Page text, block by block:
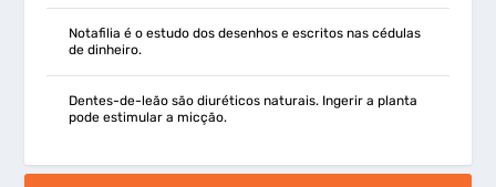
Notafilia é o estudo dos desenhos e escritos nas cédulas
de dinheiro.
Dentes-de-leão são diuréticos naturais. Ingerir a planta
pode estimular a micção.